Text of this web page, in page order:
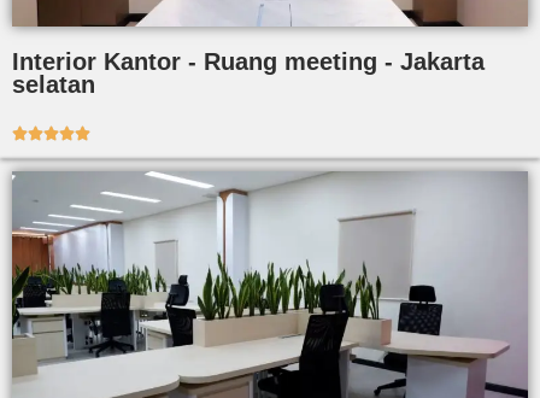
Interior Kantor - Ruang meeting - Jakarta
selatan
